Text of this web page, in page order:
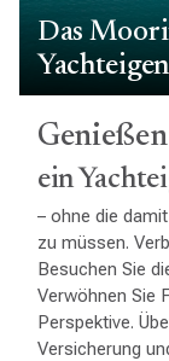
ein
– ohne die
zu müssen.
Besuchen Sie
Verwöhnen Sie
Perspektive.
Versicherung
Das